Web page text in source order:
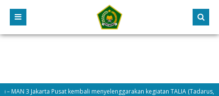
MAN 3 Jakarta Pusat kembali menyelenggarakan kegiatan TALIA